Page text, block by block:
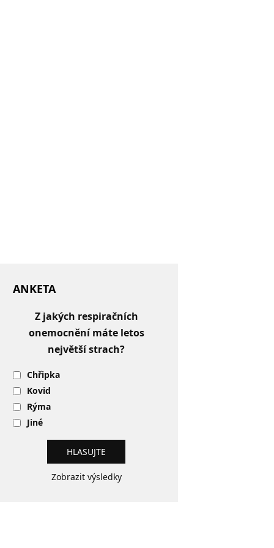
ANKETA
Z jakých respiračních
onemocnění máte letos
největší strach?
Chřipka
Kovid
Rýma
Jiné
Zobrazit výsledky